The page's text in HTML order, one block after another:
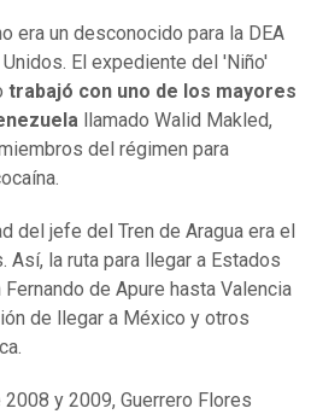
era un desconocido para la DEA
El expediente del 'Niño'
trabajó con uno de los mayores
llamado Walid Makled,
del régimen para
del jefe del Tren de Aragua era el
la ruta para llegar a Estados
de Apure hasta Valencia
de llegar a México y otros
y 2009, Guerrero Flores